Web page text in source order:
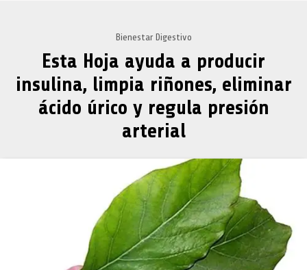
Bienestar Digestivo
Esta Hoja ayuda a producir
insulina, limpia riñones, eliminar
ácido úrico y regula presión
arterial